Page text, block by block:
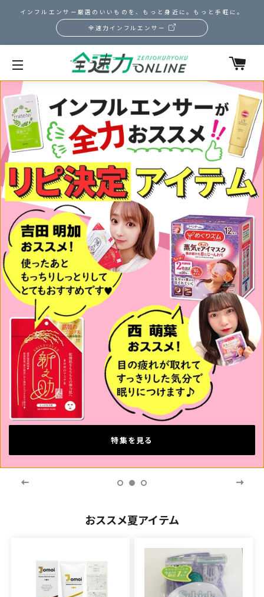
インフルエンサー厳選のいいものを、もっと身近に。もっと手軽に。
全速力インフルエンサー
サイトメニュー
特集を見る
特集を見る
詳細はこちら
おススメ夏アイテム